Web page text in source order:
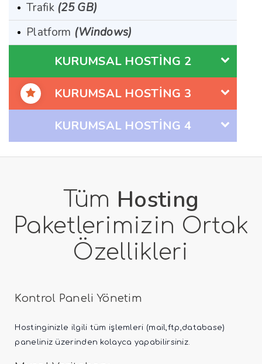
Trafik (25 GB)
Platform (Windows)
KURUMSAL HOSTİNG 2
KURUMSAL HOSTİNG 3
KURUMSAL HOSTİNG 4
Tüm Hosting
Paketlerimizin Ortak
Özellikleri
Kontrol Paneli Yönetim
Hostinginizle ilgili tüm işlemleri (mail,ftp,database)
paneliniz üzerinden kolayca yapabilirsiniz.